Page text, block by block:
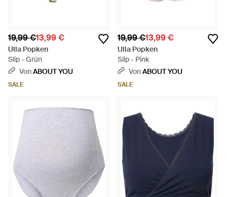
19,99 €13,99 €
Ulla Popken
Slip - Grün
VonABOUT YOU
SALE
19,99 €13,99 €
Ulla Popken
Slip - Pink
VonABOUT YOU
SALE